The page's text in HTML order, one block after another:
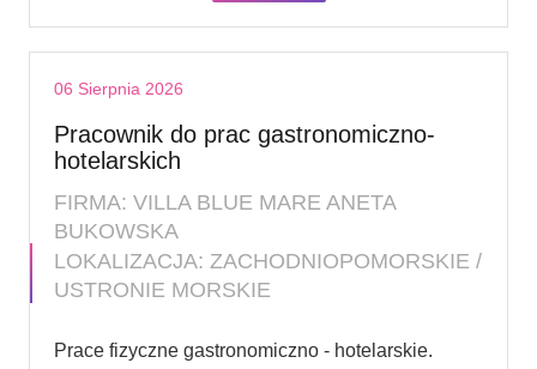
06 Sierpnia 2026
Pracownik do prac gastronomiczno-
hotelarskich
FIRMA: VILLA BLUE MARE ANETA
BUKOWSKA
LOKALIZACJA: ZACHODNIOPOMORSKIE /
USTRONIE MORSKIE
Prace fizyczne gastronomiczno - hotelarskie.